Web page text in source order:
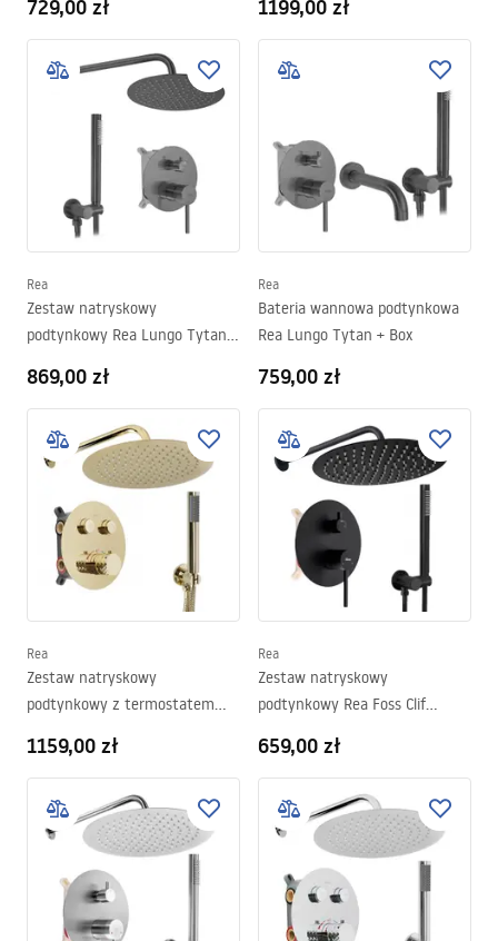
729,00 zł 1199,00 zł
Rea
Zestaw natryskowy
podtynkowy Rea Lungo Tytan +
869,00 zł
Rea
Bateria wannowa podtynkowa
Rea Lungo Tytan + Box
759,00 zł
Rea
Zestaw natryskowy
podtynkowy z termostatem
1159,00 zł
Rea
Zestaw natryskowy
podtynkowy Rea Foss Clif
659,00 zł